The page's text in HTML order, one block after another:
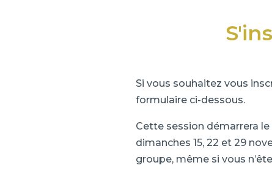
Si vous souhaitez vous
formulaire ci-dessous.
Cette session démarrera
dimanches 15, 22 et 29
groupe, même si vous